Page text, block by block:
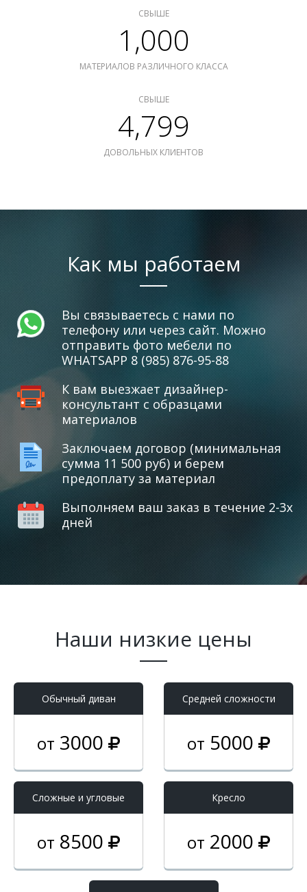
СВЫШЕ
1,000
МАТЕРИАЛОВ РАЗЛИЧНОГО КЛАССА
СВЫШЕ
4,799
ДОВОЛЬНЫХ КЛИЕНТОВ
Как мы работаем
Вы связываетесь с нами по
телефону или через сайт. Можно
отправить фото мебели по
WHATSAPP 8 (985) 876-95-88
К вам выезжает дизайнер-
консультант с образцами
материалов
Заключаем договор (минимальная
сумма 11 500 руб) и берем
предоплату за материал
Выполняем ваш заказ в течение 2-3х
дней
Наши низкие цены
Обычный диван
от 3000
Средней сложности
от 5000
Cложные и угловые
от 8500
Кресло
от 2000